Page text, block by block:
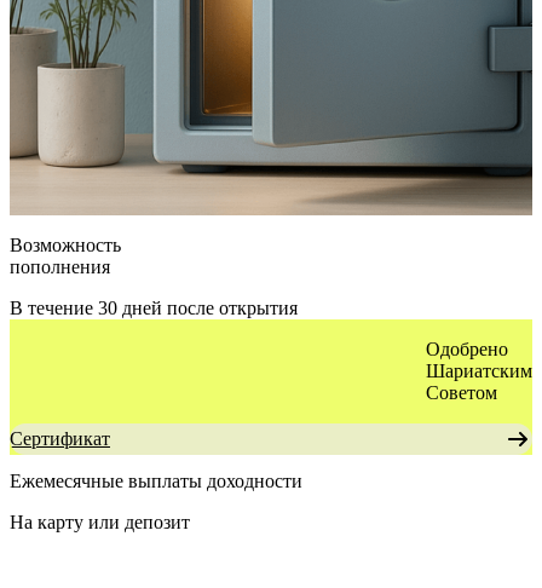
Возможность
пополнения
В течение 30 дней после открытия
Одобрено
Шариатским
Советом
Cертификат
Ежемесячные выплаты доходности
На карту или депозит